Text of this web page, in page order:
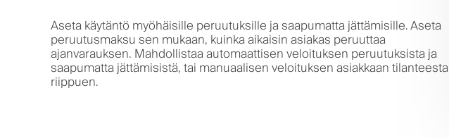
Aseta käytäntö myöhäisille peruutuksille ja saapumatta jättämisille. Aseta
peruutusmaksu sen mukaan, kuinka aikaisin asiakas peruuttaa
ajanvarauksen. Mahdollistaa automaattisen veloituksen peruutuksista ja
saapumatta jättämisistä, tai manuaalisen veloituksen asiakkaan tilanteesta
riippuen.